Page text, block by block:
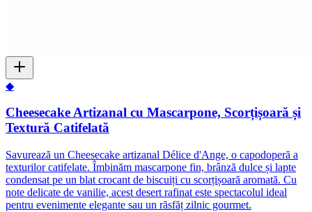
◆
Cheesecake Artizanal cu Mascarpone, Scorțișoară și
Textură Catifelată
Savurează un Cheesecake artizanal Délice d'Ange, o capodoperă a
texturilor catifelate. Îmbinăm mascarpone fin, brânză dulce și lapte
condensat pe un blat crocant de biscuiți cu scorțișoară aromată. Cu
note delicate de vanilie, acest desert rafinat este spectacolul ideal
pentru evenimente elegante sau un răsfăț zilnic gourmet.